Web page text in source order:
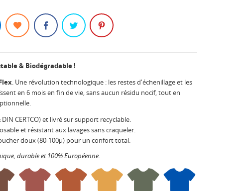
& Biodégradable !
. Une révolution technologique : les restes d'échenillage et les
en 6 mois en fin de vie, sans aucun résidu nocif, tout en
CERTCO) et livré sur support recyclable.
et résistant aux lavages sans craqueler.
doux (80-100µ) pour un confort total.
durable et 100% Européenne.